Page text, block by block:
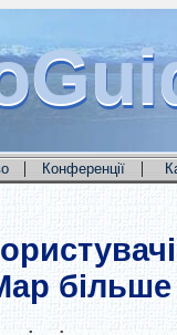
| Конференції |